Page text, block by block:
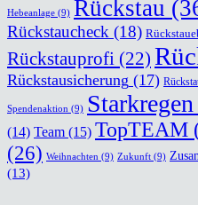
Hebeanlage (9) Rückstau
Rückstaucheck (18)
Rückstauprofi (22)
Rückstausicherung (17)
Spendenaktion (9) Starkregen
(14) Team (15) TopTEAM
(26) Weihnachten (9) Zukunft (9)
(13)